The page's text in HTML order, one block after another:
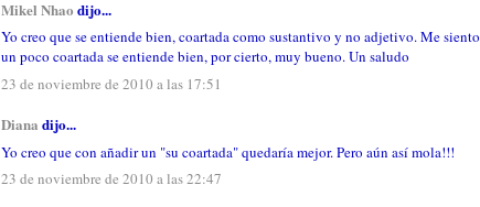
Mikel Nhao dijo...
Yo creo que se entiende bien, coartada como sustantivo y no adjetivo. Me siento
un poco coartada se entiende bien, por cierto, muy bueno. Un saludo
23 de noviembre de 2010 a las 17:51
Diana dijo...
Yo creo que con añadir un "su coartada" quedaría mejor. Pero aún así mola!!!
23 de noviembre de 2010 a las 22:47